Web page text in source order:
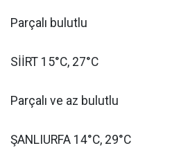
Parçalı bulutlu
SİİRT 15°C, 27°C
Parçalı ve az bulutlu
ŞANLIURFA 14°C, 29°C